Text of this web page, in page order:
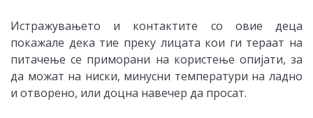
Истражувањето и контактите со овие деца
покажале дека тие преку лицата кои ги тераат на
питачење се приморани на користење опијати, за
да можат на ниски, минусни температури на ладно
и отворено, или доцна навечер да просат.